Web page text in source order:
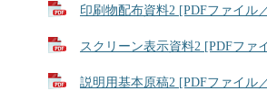
印刷物配布資料2 [PDFファイル
スクリーン表示資料2 [PDFファ
説明用基本原稿2 [PDFファイル